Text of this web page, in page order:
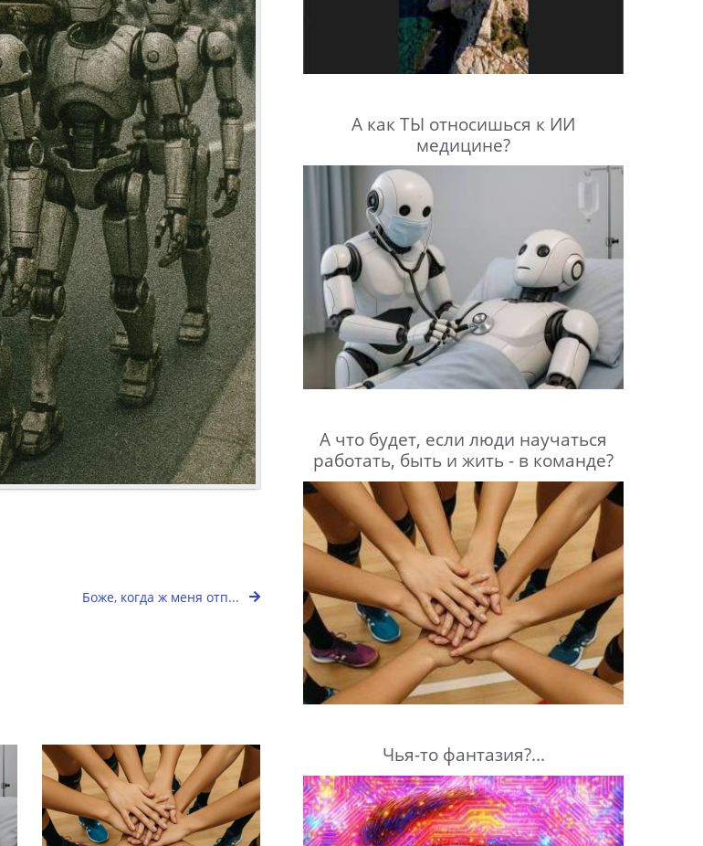
Боже, когда ж меня отп...
А как ТЫ относишься к ИИ
медицине?
А что будет, если люди научаться
работать, быть и жить - в команде?
Чья-то фантазия?...